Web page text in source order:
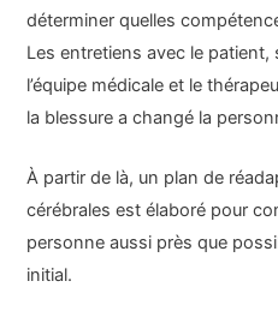
déterminer quelles
Les entretiens avec le
l’équipe médicale et le
la blessure a changé la
À partir de là, un plan de
cérébrales est élaboré pour
personne aussi près que
initial.